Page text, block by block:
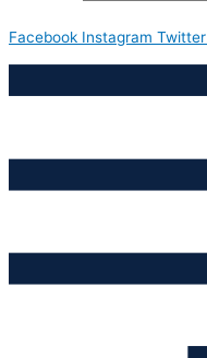
Facebook Instagram Twitter